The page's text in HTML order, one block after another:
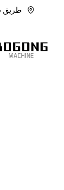
طريق